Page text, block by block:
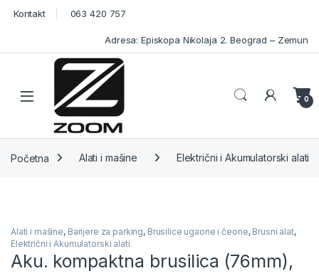
Skip to navigation
Skip to content
Kontakt 063 420 757
Adresa: Episkopa Nikolaja 2. Beograd – Zemun
Open 0
Početna Alati i mašine Električni i Akumulatorski alati
Alati i mašine, Barijere za parking, Brusilice ugaone i čeone, Brusni alat,
Električni i Akumulatorski alati
Aku. kompaktna brusilica (76mm),